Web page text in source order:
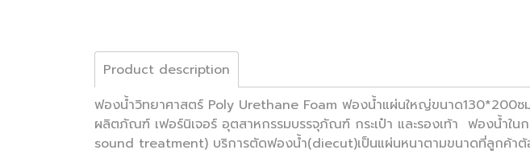
Product description
ฟองน้ำวิทยาศาสตร์ Poly Urethane Foam ฟองน้ำแผ่นใหญ่ขนาด130*200
ผลิตภัณฑ์ เฟอร์นิเจอร์ อุตสาหกรรมบรรจุภัณฑ์ กระเป๋า และรองเท้า ฟองน้ำใ
sound treatment) บริการตัดฟองน้ำ(diecut)เป็นแผ่นหนาตามขนาดที่ลูกค้าต้